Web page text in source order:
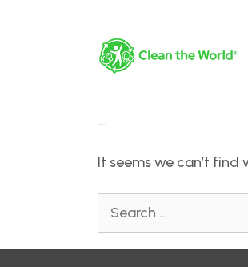
It seems we can’t find